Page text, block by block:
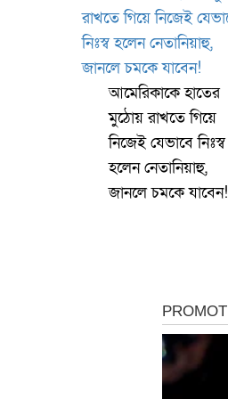
আমেরিকাকে হাতের
মুঠোয় রাখতে গিয়ে
নিজেই যেভাবে নিঃস্ব
হলেন নেতানিয়াহু,
জানলে চমকে যাবেন!